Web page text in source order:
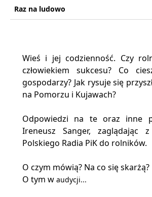
Raz na ludowo
Wieś i jej codzienność. Czy
człowiekiem sukcesu? Co
gospodarzy? Jak rysuje się
na Pomorzu i Kujawach?
Odpowiedzi na te oraz inne
Ireneusz Sanger, zaglądając
Polskiego Radia PiK do rolników.
O czym mówią? Na co się skarżą?
O tym w audycji...